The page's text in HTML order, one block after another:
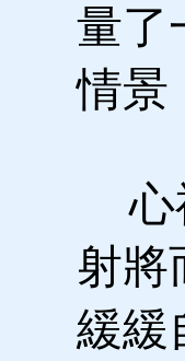
量了
情景
心
射將
緩緩